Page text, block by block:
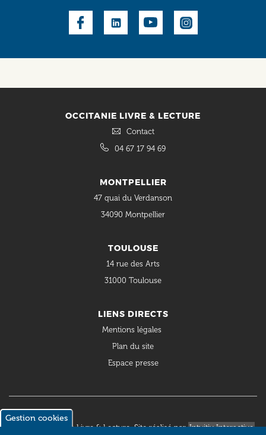
OCCITANIE LIVRE & LECTURE
Contact
04 67 17 94 69
MONTPELLIER
47 quai du Verdanson
34090 Montpellier
TOULOUSE
14 rue des Arts
31000 Toulouse
LIENS DIRECTS
Mentions légales
Plan du site
Espace presse
© 2018 Occitanie Livre & Lecture. Site réalisé parIntuitiv Interactive
Gestion cookies